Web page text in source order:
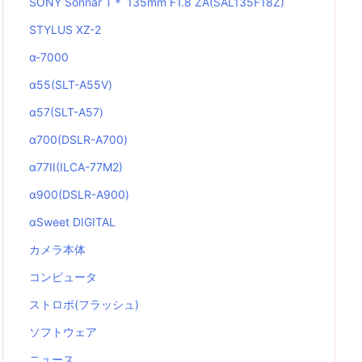
STYLUS XZ-2
α-7000
α55(SLT-A55V)
α57(SLT-A57)
α700(DSLR-A700)
α77II(ILCA-77M2)
α900(DSLR-A900)
αSweet DIGITAL
カメラ本体
コンピュータ
ストロボ(フラッシュ)
ソフトウェア
ニュース